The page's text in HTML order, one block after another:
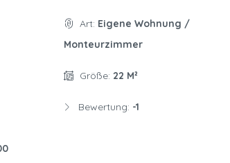
Art: Eigene Wohnung /
Monteurzimmer
Größe: 22 M²
Bewertung: -1